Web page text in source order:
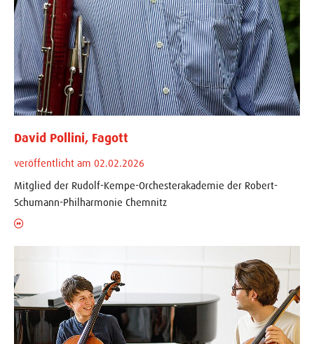
David Pollini, Fagott
veröffentlicht am 02.02.2026
Mitglied der Rudolf-Kempe-Orchesterakademie der Robert-
Schumann-Philharmonie Chemnitz